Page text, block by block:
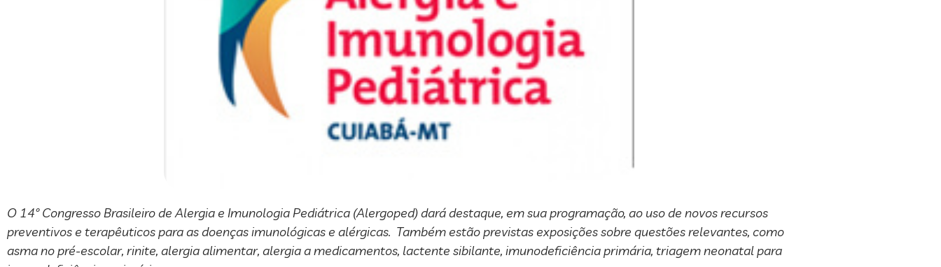
O 14º Congresso Brasileiro de Alergia e Imunologia Pediátrica (Alergoped) dará destaque, em sua programação, ao uso de novos recursos
preventivos e terapêuticos para as doenças imunológicas e alérgicas. Também estão previstas exposições sobre questões relevantes, como
asma no pré-escolar, rinite, alergia alimentar, alergia a medicamentos, lactente sibilante, imunodeficiência primária, triagem neonatal para